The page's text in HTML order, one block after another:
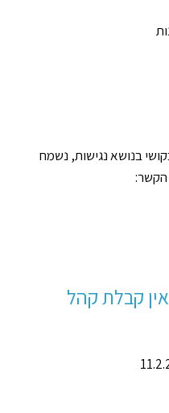
בנושא נגישות, נשמח
הקשר:
קבלת קהל